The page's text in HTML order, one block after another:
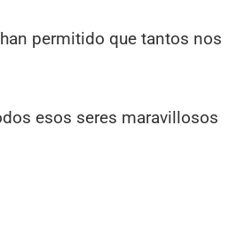
permitido que tantos nos
esos seres maravillosos